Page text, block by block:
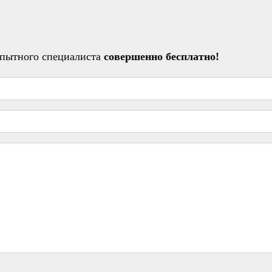
специалиста совершенно бесплатно!